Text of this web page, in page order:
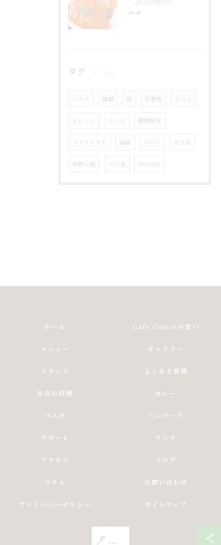
🥕🥕
タグ Tags
パスタ 種類 味 佐賀市 カフェ
オシャレ ケーキ 期間限定
テイクアウト 鍋島 デート 女子会
神野公園 ママ会 IROIRO
ホーム Cafe Carrotの想い
メニュー ギャラリー
スタッフ よくある質問
当店の特徴 カレー
パスタ ハンバーグ
デザート ランチ
アクセス ブログ
コラム お問い合わせ
プライバシーポリシー サイトマップ